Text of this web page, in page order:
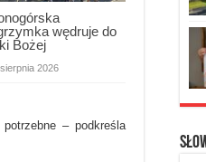
wędruje do
Bożej
2026
– podkreśla